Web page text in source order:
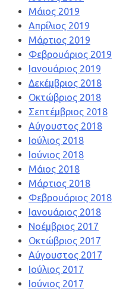
Μάιος 2019
Απρίλιος 2019
Μάρτιος 2019
Φεβρουάριος 2019
Ιανουάριος 2019
Δεκέμβριος 2018
Οκτώβριος 2018
Σεπτέμβριος 2018
Αύγουστος 2018
Ιούλιος 2018
Ιούνιος 2018
Μάιος 2018
Μάρτιος 2018
Φεβρουάριος 2018
Ιανουάριος 2018
Νοέμβριος 2017
Οκτώβριος 2017
Αύγουστος 2017
Ιούλιος 2017
Ιούνιος 2017